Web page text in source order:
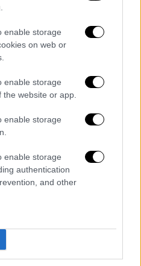
enable storage
on web or
enable storage
website or app.
enable storage
enable storage
authentication
and other
στην ατμόσφαιρα
λόγο
του
αέριο